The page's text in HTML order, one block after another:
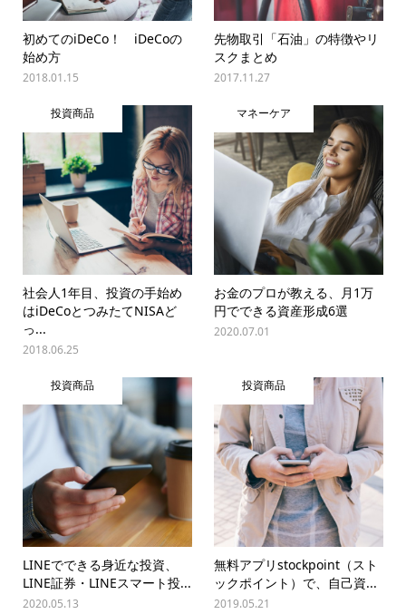
初めてのiDeCo！ iDeCoの
始め方
2018.01.15
先物取引「石油」の特徴やリ
スクまとめ
2017.11.27
投資商品
社会人1年目、投資の手始め
はiDeCoとつみたてNISAど
っ...
2018.06.25
マネーケア
お金のプロが教える、月1万
円でできる資産形成6選
2020.07.01
投資商品
LINEでできる身近な投資、
LINE証券・LINEスマート投...
2020.05.13
投資商品
無料アプリstockpoint（スト
ックポイント）で、自己資...
2019.05.21